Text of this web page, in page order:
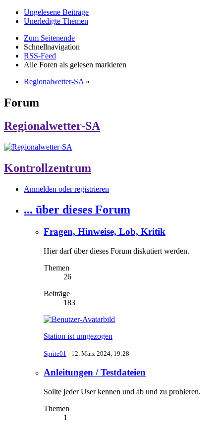
Ungelesene Beiträge
Unerledigte Themen
Zum Seitenende
Schnellnavigation
RSS-Feed
Alle Foren als gelesen markieren
Regionalwetter-SA »
Forum
Regionalwetter-SA
Kontrollzentrum
Anmelden oder registrieren
... über dieses Forum
Fragen, Hinweise, Lob, Kritik
Hier darf über dieses Forum diskutiert werden.
Themen
26
Beiträge
183
Station ist umgezogen
Sprite01 - 12. März 2024, 19:28
Anleitungen / Testdateien
Sollte jeder User kennen und ab und zu probieren.
Themen
1